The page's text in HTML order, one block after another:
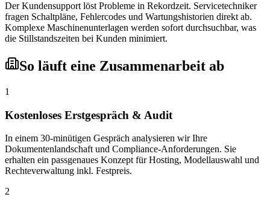
Der Kundensupport löst Probleme in Rekordzeit. Servicetechniker
fragen Schaltpläne, Fehlercodes und Wartungshistorien direkt ab.
Komplexe Maschinenunterlagen werden sofort durchsuchbar, was
die Stillstandszeiten bei Kunden minimiert.
So läuft eine Zusammenarbeit ab
1
Kostenloses Erstgespräch & Audit
In einem 30-minütigen Gespräch analysieren wir Ihre
Dokumentenlandschaft und Compliance-Anforderungen. Sie
erhalten ein passgenaues Konzept für Hosting, Modellauswahl und
Rechteverwaltung inkl. Festpreis.
2